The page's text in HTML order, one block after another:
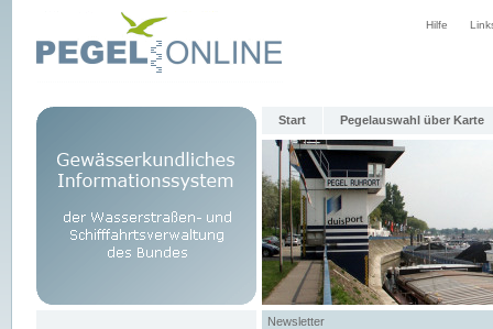
Hilfe
Start Pegelauswahl über Karte
Newsletter